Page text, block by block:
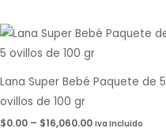
Lana Super Bebé Paquete de 5
ovillos de 100 gr
$0.00 – $16,060.00
Rango
de
precios:
$0.00
hasta
Iva Incluido